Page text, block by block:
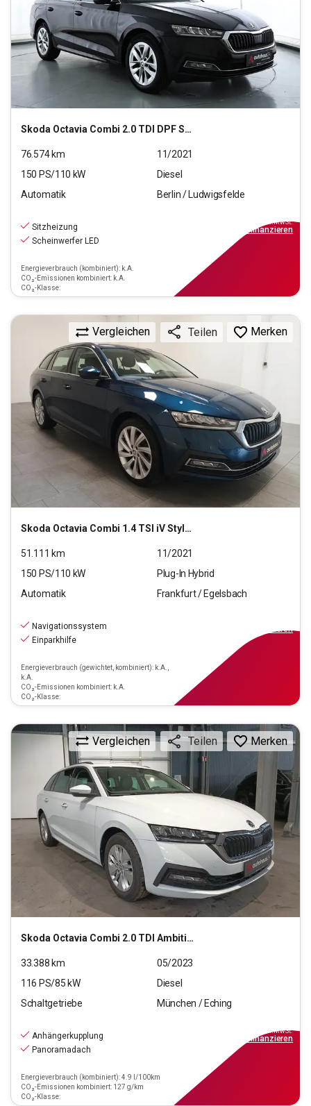
Skoda Octavia Combi 2.0 TDI DPF Style (EURO 6d)
76.574km
11/2021
150 PS/110 kW
Diesel
Automatik
Berlin / Ludwigsfelde
Sitzheizung
Scheinwerfer LED
Energieverbrauch (kombiniert): k.A.
CO₂-Emissionen kombiniert: k.A.
CO₂-Klasse:
inkl.MwSt.
finanzieren
Skoda Octavia Combi 1.4 TSI iV Style OPF (EURO 6d)
Vergleichen Teilen Merken
51.111 km
11/2021
150 PS/110 kW
Plug-In Hybrid
Automatik
Frankfurt / Egelsbach
Navigationssystem
Einparkhilfe
Energieverbrauch (gewichtet, kombiniert): k.A.,
k.A.
CO₂-Emissionen kombiniert: k.A.
CO₂-Klasse:
finanzieren
Skoda Octavia Combi 2.0 TDI Ambition
Vergleichen Teilen Merken
33.388 km
05/2023
116 PS/85 kW
Diesel
Schaltgetriebe
München / Eching
Anhängerkupplung
Panoramadach
Energieverbrauch (kombiniert): 4.9 l/100km
CO₂-Emissionen kombiniert: 127 g/km
CO₂-Klasse:
inkl.MwSt.
finanzieren